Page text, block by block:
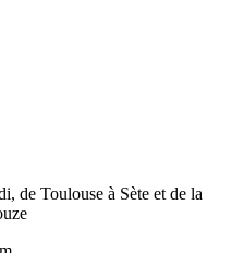
de Toulouse à Sète et de la